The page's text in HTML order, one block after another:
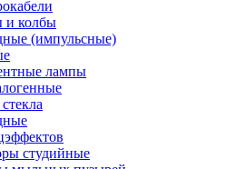
и колбы
(импульсные)
лампы
студийные